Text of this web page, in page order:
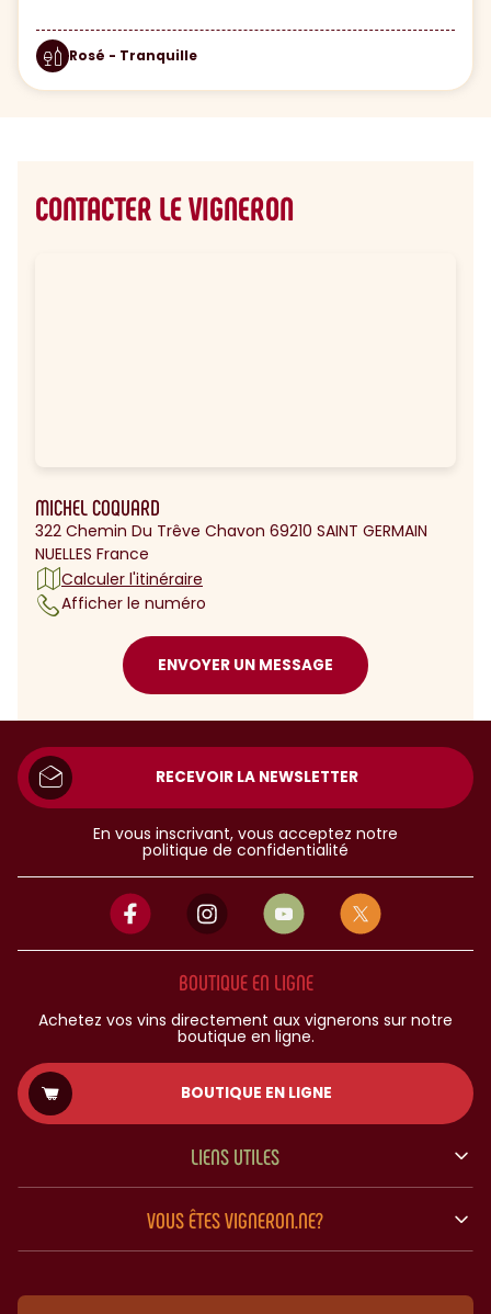
Rosé - Tranquille
CONTACTER LE VIGNERON
MICHEL COQUARD
322 Chemin Du Trêve Chavon 69210 SAINT GERMAIN
NUELLES France
Calculer l'itinéraire
Afficher le numéro
ENVOYER UN MESSAGE
RECEVOIR LA NEWSLETTER
En vous inscrivant, vous acceptez notre
politique de confidentialité
BOUTIQUE EN LIGNE
Achetez vos vins directement aux vignerons sur notre
boutique en ligne.
BOUTIQUE EN LIGNE
LIENS UTILES
VOUS ÊTES VIGNERON.NE?